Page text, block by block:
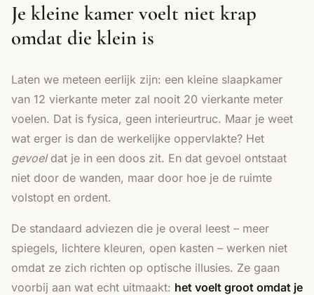
Je kleine kamer voelt niet krap
omdat die klein is
Laten we meteen eerlijk zijn: een kleine slaapkamer
van 12 vierkante meter zal nooit 20 vierkante meter
voelen. Dat is fysica, geen interieurtruc. Maar je weet
wat erger is dan de werkelijke oppervlakte? Het
gevoeldat je in een doos zit. En dat gevoel ontstaat
niet door de wanden, maar door hoe je de ruimte
volstopt en ordent.
De standaard adviezen die je overal leest – meer
spiegels, lichtere kleuren, open kasten – werken niet
omdat ze zich richten op optische illusies. Ze gaan
voorbij aan wat echt uitmaakt: het voelt groot omdat je